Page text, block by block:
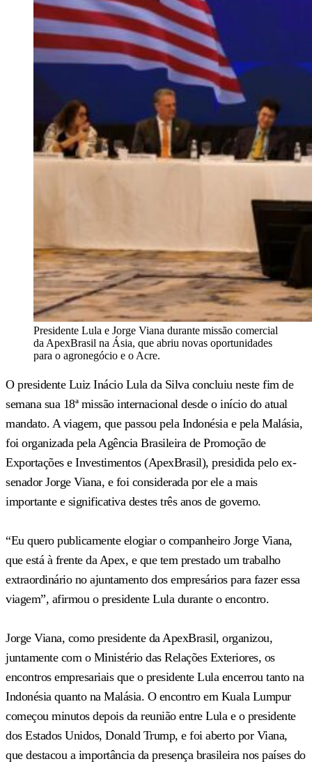
Presidente Lula e Jorge Viana durante missão comercial
da ApexBrasil na Ásia, que abriu novas oportunidades
para o agronegócio e o Acre.
O presidente Luiz Inácio Lula da Silva concluiu neste fim de
semana sua 18ª missão internacional desde o início do atual
mandato. A viagem, que passou pela Indonésia e pela Malásia,
foi organizada pela Agência Brasileira de Promoção de
Exportações e Investimentos (ApexBrasil), presidida pelo ex-
senador Jorge Viana, e foi considerada por ele a mais
importante e significativa destes três anos de governo.
“Eu quero publicamente elogiar o companheiro Jorge Viana,
que está à frente da Apex, e que tem prestado um trabalho
extraordinário no ajuntamento dos empresários para fazer essa
viagem”, afirmou o presidente Lula durante o encontro.
Jorge Viana, como presidente da ApexBrasil, organizou,
juntamente com o Ministério das Relações Exteriores, os
encontros empresariais que o presidente Lula encerrou tanto na
Indonésia quanto na Malásia. O encontro em Kuala Lumpur
começou minutos depois da reunião entre Lula e o presidente
dos Estados Unidos, Donald Trump, e foi aberto por Viana,
que destacou a importância da presença brasileira nos países do